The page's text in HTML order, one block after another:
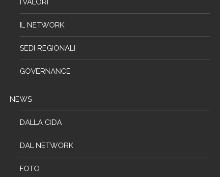
I VALORI
IL NETWORK
SEDI REGIONALI
GOVERNANCE
NEWS
DALLA CIDA
DAL NETWORK
FOTO